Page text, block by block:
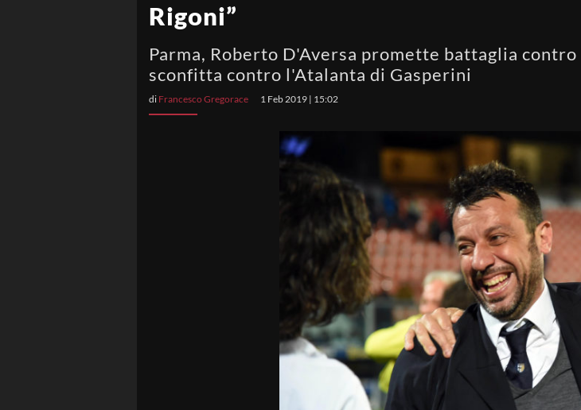
Rigoni”
Parma, Roberto D'Aversa promette battaglia
sconfitta contro l'Atalanta di Gasperini
di Francesco Gregorace 1 Feb 2019 | 15:02